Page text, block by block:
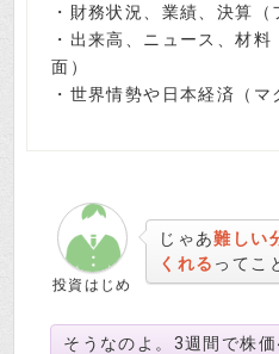
・財務状況、業績、決算（
・出来高、ニュース、材
面）
・世界情勢や日本経済（マ
投資はじめ
じゃあ難しい
くれる ってこ
そうなのよ。3週間で株